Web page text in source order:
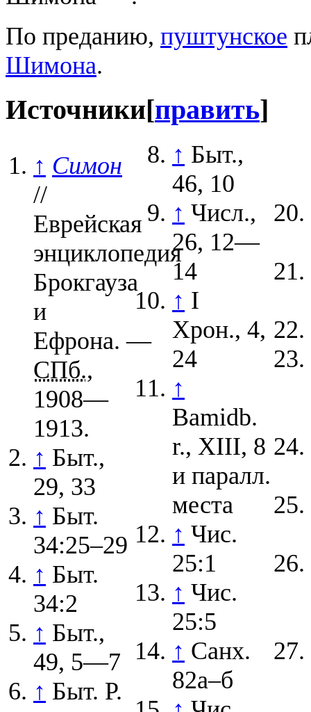
По преданию, пуштунское
Шимона.
Источники[править]
↑ Симон
//
Еврейская
энциклопедия
Брокгауза
и
Ефрона. —
СПб.,
1908—
1913.
↑ Быт.,
29, 33
↑ Быт.
34:25–29
↑ Быт.
34:2
↑ Быт.,
49, 5—7
↑ Быт. Р.
↑ Быт.,
46, 10
↑ Числ.,
26, 12—
14
↑ I
Хрон., 4,
24
↑
Bamidb.
r., XIII, 8
и паралл.
места
↑ Чис.
25:1
↑ Чис.
25:5
↑ Санх.
82а–б